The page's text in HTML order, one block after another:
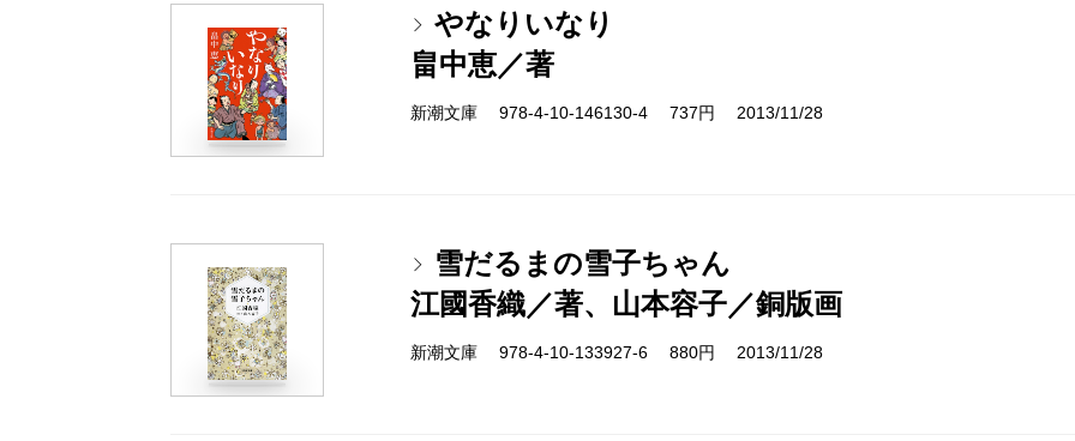
やなりいなり
畠中恵／著
新潮文庫 978-4-10-146130-4 737円 2013/11/28
雪だるまの雪子ちゃん
江國香織／著、山本容子／銅版画
新潮文庫 978-4-10-133927-6 880円 2013/11/28